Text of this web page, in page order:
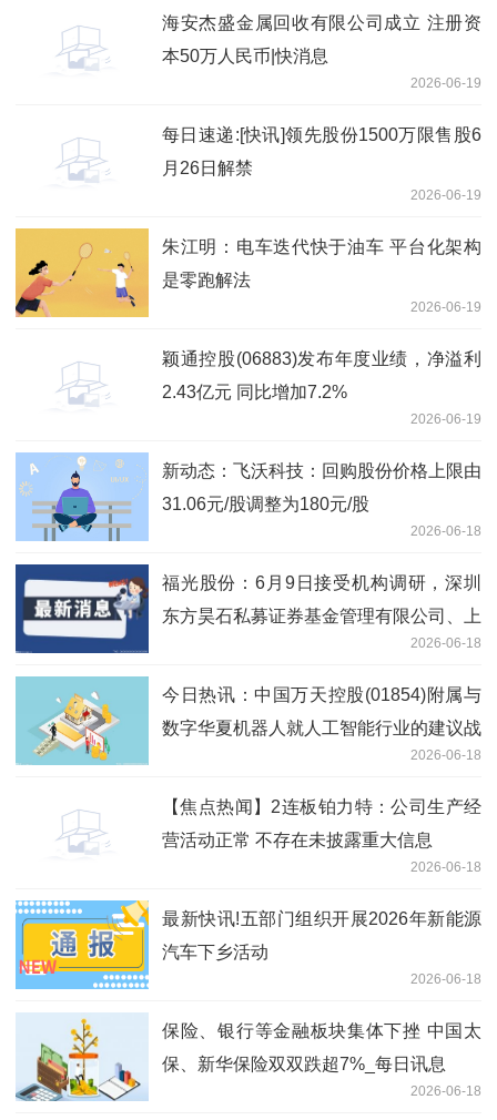
海安杰盛金属回收有限公司成立 注册资
本50万人民币|快消息
2026-06-19
每日速递:[快讯]领先股份1500万限售股6
月26日解禁
2026-06-19
朱江明：电车迭代快于油车 平台化架构
是零跑解法
2026-06-19
颖通控股(06883)发布年度业绩，净溢利
2.43亿元 同比增加7.2%
2026-06-19
新动态：飞沃科技：回购股份价格上限由
31.06元/股调整为180元/股
2026-06-18
福光股份：6月9日接受机构调研，深圳
东方昊石私募证券基金管理有限公司、上
海隆象私募基金管理有限公司等多家机构
参与
2026-06-18
今日热讯：中国万天控股(01854)附属与
数字华夏机器人就人工智能行业的建议战
2026-06-18
【焦点热闻】2连板铂力特：公司生产经
营活动正常 不存在未披露重大信息
2026-06-18
最新快讯!五部门组织开展2026年新能源
汽车下乡活动
2026-06-18
保险、银行等金融板块集体下挫 中国太
保、新华保险双双跌超7%_每日讯息
2026-06-18